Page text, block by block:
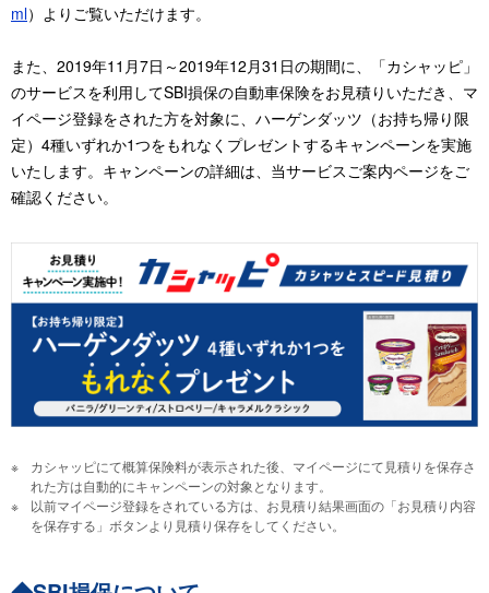
ml）よりご覧いただけます。
また、2019年11月7日～2019年12月31日の期間に、「カシャッピ」
のサービスを利用してSBI損保の自動車保険をお見積りいただき、マ
イページ登録をされた方を対象に、ハーゲンダッツ（お持ち帰り限
定）4種いずれか1つをもれなくプレゼントするキャンペーンを実施
いたします。キャンペーンの詳細は、当サービスご案内ページをご
確認ください。
カシャッピにて概算保険料が表示された後、マイページにて見積りを保存さ
れた方は自動的にキャンペーンの対象となります。
以前マイページ登録をされている方は、お見積り結果画面の「お見積り内容
を保存する」ボタンより見積り保存をしてください。